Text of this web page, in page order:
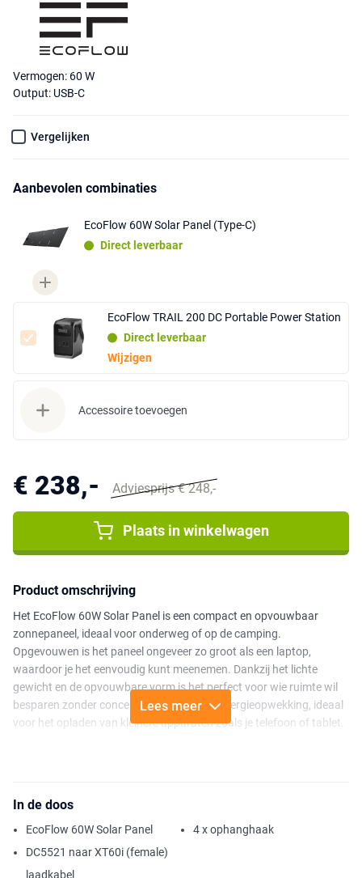
Vermogen: 60 W
Output: USB-C
Vergelijken
Aanbevolen combinaties
EcoFlow 60W Solar Panel (Type-C)
Direct leverbaar
EcoFlow TRAIL 200 DC Portable Power Station
Direct leverbaar
Wijzigen
Accessoire toevoegen
€ 238,- Adviesprijs € 248,-
Plaats in winkelwagen
Product omschrijving
Het EcoFlow 60W Solar Panel is een compact en opvouwbaar
zonnepaneel, ideaal voor onderweg of op de camping.
Opgevouwen is het paneel ongeveer zo groot als een laptop,
waardoor je het eenvoudig kunt meenemen. Dankzij het lichte
gewicht en de opvouwbare vorm is het perfect voor wie ruimte wil
besparen zonder concessies te doen aan energieopwekking, ideaal
voor het opladen van kleinere apparaten zoals je telefoon of tablet.
met het paneel en slaat deze op in het power station of powerbank,
zodat je altijd voldoende stroom hebt voor je apparaten, ook voor
maken van de opgewekte energie? Het zonnepaneel is uitgerust
Lees meer
In de doos
EcoFlow 60W Solar Panel
DC5521 naar XT60i (female)
laadkabel
4 x ophanghaak